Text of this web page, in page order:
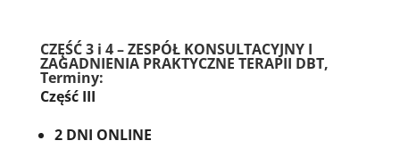
CZĘŚĆ 3 i 4 – ZESPÓŁ KONSULTACYJNY I
ZAGADNIENIA PRAKTYCZNE TERAPII DBT,
Terminy:​
Część III
2 DNI ONLINE